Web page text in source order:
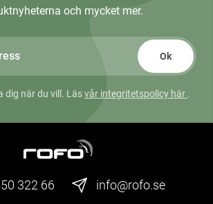
och mycket mer.
Ok
dig när du vill. Läsvår integritetspolicy här .
322 66 info@rofo.se